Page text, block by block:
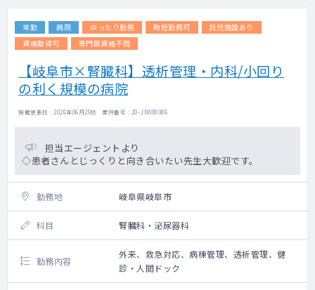
常勤 病院 ゆったり勤務 時短勤務可
託児施設あり
資格取得可
専門医資格不問
【岐阜市×腎臓科】透析管理・内科/小回り
の利く規模の病院
掲載更新日 : 2026年06月29日 案件番号 : 20-JN000386
担当エージェントより
◇患者さんとじっくりと向き合いたい先生大歓迎です。
勤務地 岐阜県岐阜市
科目 腎臓科・泌尿器科
勤務内容
外来、救急対応、病棟管理、透析管理、健
診・人間ドック